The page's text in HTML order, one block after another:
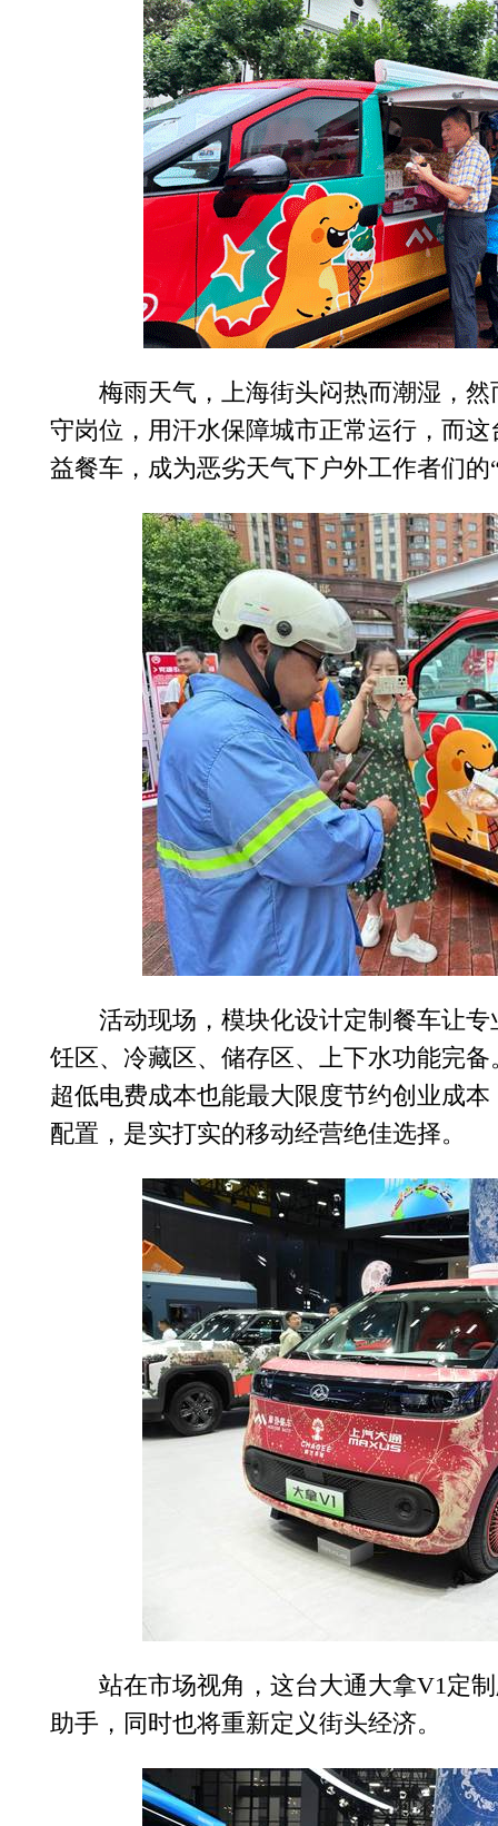
梅雨天气，上海街头闷热而潮湿，然
守岗位，用汗水保障城市正常运行，而
益餐车，成为恶劣天气下户外工作者们的
活动现场，模块化设计定制餐车让专
饪区、冷藏区、储存区、上下水功能完
超低电费成本也能最大限度节约创业成
配置，是实打实的移动经营绝佳选择。
站在市场视角，这台大通大拿V1定
助手，同时也将重新定义街头经济。